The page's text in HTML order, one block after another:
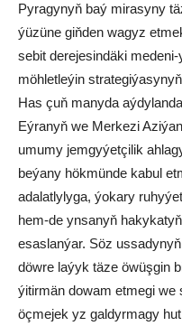
Pyragynyň baý mirasyny
ýüzüne giňden wagyz
sebit derejesindäki
möhletleýin
Has çuň manyda
Eýranyň we Merkezi
umumy jemgyýetçilik
beýany hökmünde kabul
adalatlylyga, ýokary
hem-de ynsanyň
esaslanýar. Söz
döwre laýyk täze öwüşgin
ýitirmän dowam etmegi we
öçmejek yz galdyrmagy